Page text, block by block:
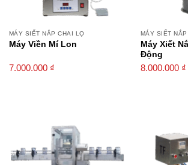
MÁY SIẾT NẮP CHAI LỌ
Máy Viền Mí Lon
7.000.000 ₫
MÁY SIẾT
Máy Xiết
Động
8.000.000 ₫